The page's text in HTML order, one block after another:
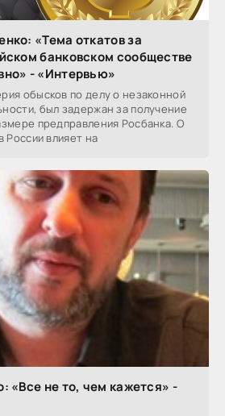
«Тема откатов за
банковском сообществе
- «Интервью»
обысков по делу о незаконной
был задержан за получение
предправления Росбанка. О
России влияет на
«Все не то, чем кажется» -